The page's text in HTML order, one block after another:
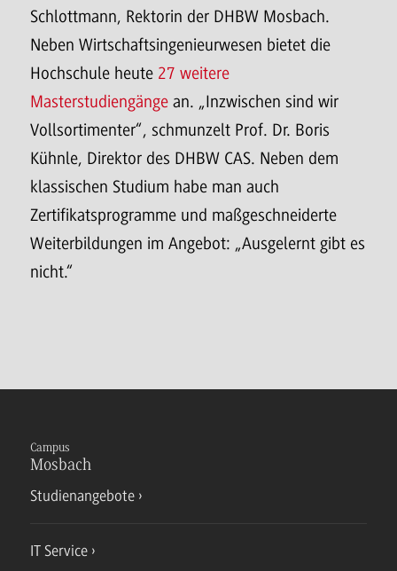
Schlottmann, Rektorin der DHBW Mosbach.
Neben Wirtschaftsingenieurwesen bietet die
Hochschule heute 27 weitere
Masterstudiengänge an. „Inzwischen sind wir
Vollsortimenter“, schmunzelt Prof. Dr. Boris
Kühnle, Direktor des DHBW CAS. Neben dem
klassischen Studium habe man auch
Zertifikatsprogramme und maßgeschneiderte
Weiterbildungen im Angebot: „Ausgelernt gibt es
nicht.“
Campus
Mosbach
Studienangebote
IT Service